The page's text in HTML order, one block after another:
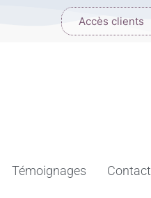
Accès clients
Témoignages Contact